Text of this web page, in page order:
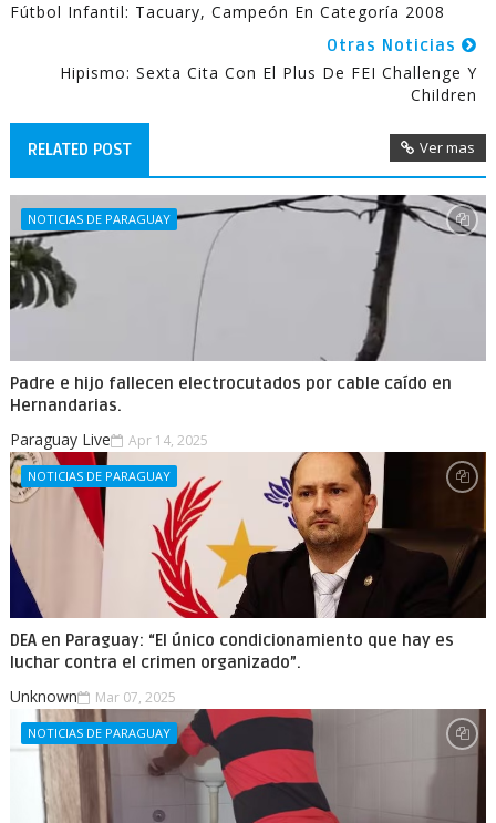
Fútbol Infantil: Tacuary, Campeón En Categoría 2008
Otras Noticias
Hipismo: Sexta Cita Con El Plus De FEI Challenge Y
Children
RELATED POST Ver mas
NOTICIAS DE PARAGUAY
Padre e hijo fallecen electrocutados por cable caído en
Hernandarias.
Paraguay Live Apr 14, 2025
NOTICIAS DE PARAGUAY
DEA en Paraguay: “El único condicionamiento que hay es
luchar contra el crimen organizado”.
Unknown Mar 07, 2025
NOTICIAS DE PARAGUAY